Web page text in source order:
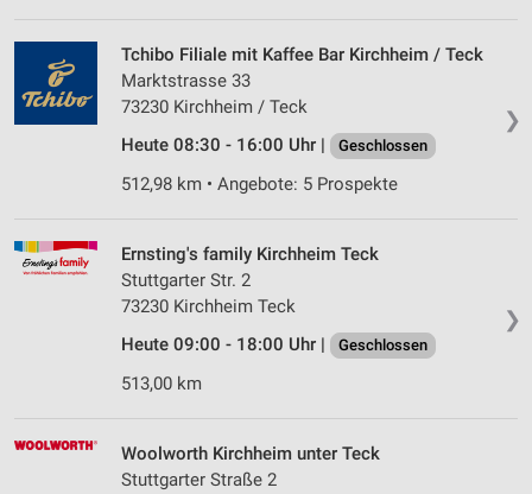
❯
Tchibo Filiale mit Kaffee Bar Kirchheim / Teck
Marktstrasse 33
73230 Kirchheim / Teck
Heute 08:30 - 16:00 Uhr |
Geschlossen
512,98 km • Angebote: 5 Prospekte
❯
Ernsting's family Kirchheim Teck
Stuttgarter Str. 2
73230 Kirchheim Teck
Heute 09:00 - 18:00 Uhr |
Geschlossen
513,00 km
Woolworth Kirchheim unter Teck
Stuttgarter Straße 2